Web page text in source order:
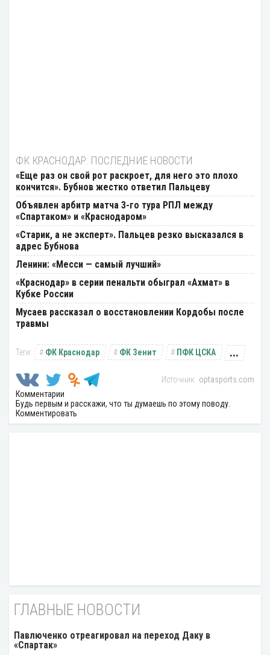
ФК КРАСНОДАР: ПОСЛЕДНИЕ НОВОСТИ
«Еще раз он свой рот раскроет, для него это плохо
кончится». Бубнов жестко ответил Пальцеву
Объявлен арбитр матча 3-го тура РПЛ между
«Спартаком» и «Краснодаром»
«Старик, а не эксперт». Пальцев резко высказался в
адрес Бубнова
Ленини: «Месси — самый лучший»
«Краснодар» в серии пенальти обыграл «Ахмат» в
Кубке России
Мусаев рассказал о восстановлении Кордобы после
травмы
ФК Краснодар ФК Зенит ПФК ЦСКА ...
optasports.com
Комментарии
Будь первым и расскажи, что ты думаешь по этому поводу.
Комментировать
ГЛАВНЫЕ НОВОСТИ
Павлюченко отреагировал на переход Даку в
«Спартак»